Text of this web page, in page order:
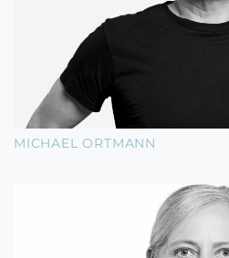
MICHAEL ORTMANN